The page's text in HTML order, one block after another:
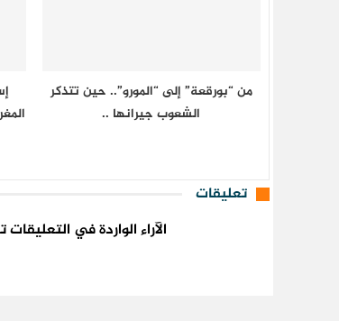
من “بورقعة” إلى “المورو”.. حين تتذكر
الشعوب جيرانها ..
تعليقات
الآراء الواردة في